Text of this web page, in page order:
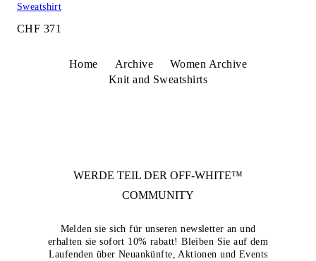
Sweatshirt
CHF 371
Home Archive
Women Archive
Knit and Sweatshirts
WERDE TEIL DER OFF-WHITE™
COMMUNITY
Melden sie sich für unseren newsletter an und
erhalten sie sofort 10% rabatt! Bleiben Sie auf dem
Laufenden über Neuankünfte, Aktionen und Events